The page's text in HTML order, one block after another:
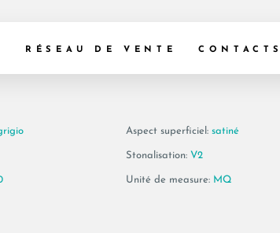
RÉSEAU DE VENTE CONTACTS
Aspect superficiel: satiné
Stonalisation: V2
Unité de measure: MQ